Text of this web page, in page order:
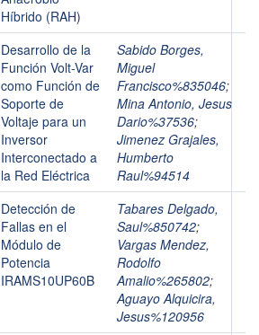
Híbrido (RAH)
Desarrollo de la
Función Volt-Var
como Función de
Soporte de
Voltaje para un
Inversor
Interconectado a
la Red Eléctrica
Sabido Borges,
Miguel
Francisco%835046;
Mina Antonio, Jesus
Dario%37536;
Jimenez Grajales,
Humberto
Raul%94514
Detección de
Fallas en el
Módulo de
Potencia
IRAMS10UP60B
Tabares Delgado,
Saul%850742;
Vargas Mendez,
Rodolfo
Amalio%265802;
Aguayo Alquicira,
Jesus%120956